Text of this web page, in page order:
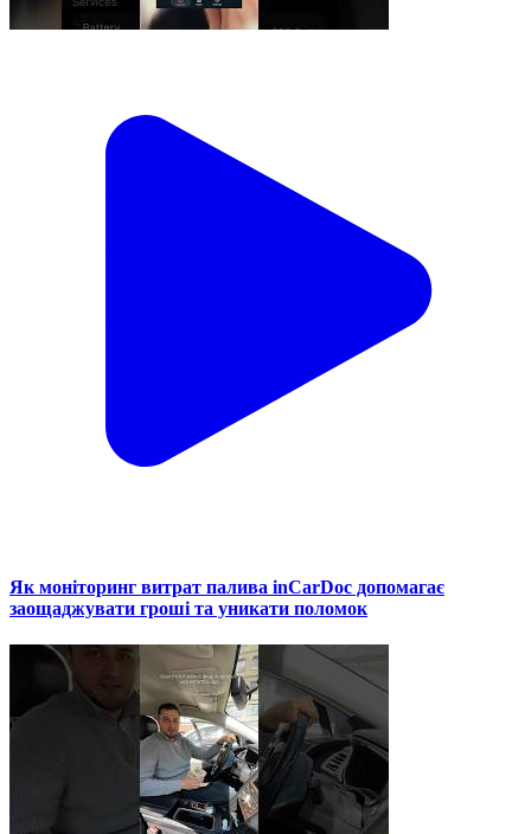
Як моніторинг витрат палива inCarDoc допомагає
заощаджувати гроші та уникати поломок